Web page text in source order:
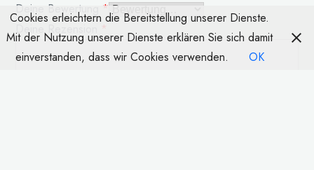
Deine Bewertung *
Deine Rezension *
Cookies erleichtern die Bereitstellung unserer Dienste.
Mit der Nutzung unserer Dienste erklären Sie sich damit
einverstanden, dass wir Cookies verwenden.
OK